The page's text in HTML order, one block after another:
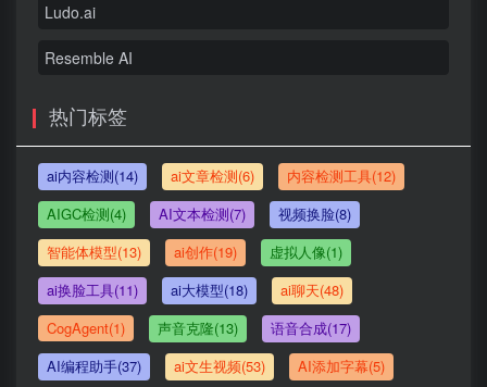
Ludo.ai
Resemble AI
热门标签
ai内容检测(14) ai文章检测(6)
内容检测工具(12)
AIGC检测(4)
AI文本检测(7)
视频换脸(8)
智能体模型(13)
ai创作(19)
虚拟人像(1)
ai换脸工具(11)
ai大模型(18)
ai聊天(48)
CogAgent(1)
声音克隆(13)
语音合成(17)
AI编程助手(37)
ai文生视频(53) AI添加字幕(5)